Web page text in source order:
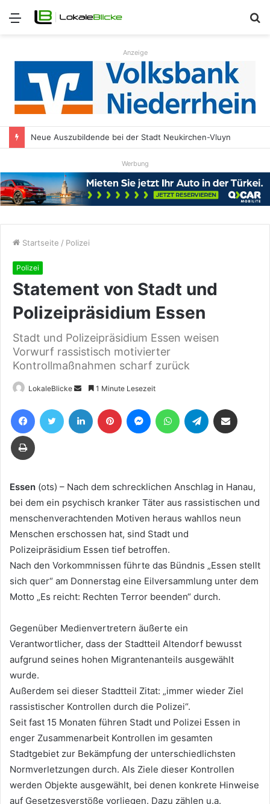
Menü
Anzeige
Neue Auszubildende bei der Stadt Neukirchen-Vluyn
Werbung
Startseite / Polizei
Polizei
Statement von Stadt und
Polizeipräsidium Essen
Stadt und Polizeipräsidium Essen weisen
Vorwurf rassistisch motivierter
Kontrollmaßnahmen scharf zurück
LokaleBlicke
Sende
eine
E-
1 Minute Lesezeit
FacebookTwitter LinkedIn Pinterest MessengerWhatsAppTelegram
Drucken
Essen (ots) – Nach dem schrecklichen Anschlag in Hanau,
bei dem ein psychisch kranker Täter aus rassistischen und
menschenverachtenden Motiven heraus wahllos neun
Menschen erschossen hat, sind Stadt und
Polizeipräsidium Essen tief betroffen.
Nach den Vorkommnissen führte das Bündnis „Essen stellt
sich quer“ am Donnerstag eine Eilversammlung unter dem
Motto „Es reicht: Rechten Terror beenden“ durch.
Gegenüber Medienvertretern äußerte ein
Verantwortlicher, dass der Stadtteil Altendorf bewusst
aufgrund seines hohen Migrantenanteils ausgewählt
wurde.
Außerdem sei dieser Stadtteil Zitat: „immer wieder Ziel
rassistischer Kontrollen durch die Polizei“.
Seit fast 15 Monaten führen Stadt und Polizei Essen in
enger Zusammenarbeit Kontrollen im gesamten
Stadtgebiet zur Bekämpfung der unterschiedlichsten
Normverletzungen durch. Als Ziele dieser Kontrollen
werden Objekte ausgewählt, bei denen konkrete Hinweise
auf Gesetzesverstöße vorliegen. Dazu zählen u.a.